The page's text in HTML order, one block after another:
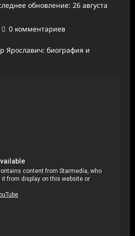
обновление: 26 августа
0 комментариев